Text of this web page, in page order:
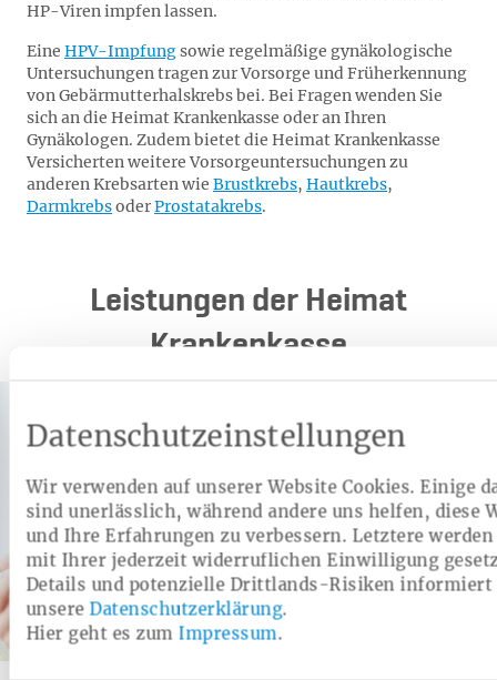
Datenschutzeinstellungen
Wir verwenden auf unserer Website Cookies. Einige
sind unerlässlich, während andere uns helfen, diese
und Ihre Erfahrungen zu verbessern. Letztere
mit Ihrer jederzeit widerruflichen Einwilligung
Details und potenzielle Drittlands-Risiken informiert
unsere Datenschutzerklärung.
Hier geht es zum Impressum.
HP-Viren impfen lassen.
Eine HPV-Impfungsowie regelmäßige gynäkologische
Untersuchungen tragen zur Vorsorge und Früherkennung
von Gebärmutterhalskrebs bei. Bei Fragen wenden Sie
sich an die Heimat Krankenkasse oder an Ihren
Gynäkologen. Zudem bietet die Heimat Krankenkasse
Versicherten weitere Vorsorgeuntersuchungen zu
anderen Krebsarten wie Brustkrebs, Hautkrebs,
DarmkrebsoderProstatakrebs.
Leistungen der Heimat
Krankenkasse
Kategorie:
Gesetzliche Leistung